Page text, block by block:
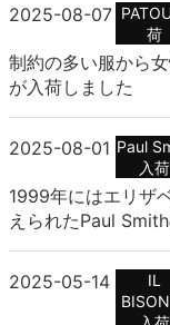
2025-08-07
荷
制約の多い服から
が入荷しました
2025-08-01 Paul
入荷
1999年にはエリザ
えられたPaul
2025-05-14
IL